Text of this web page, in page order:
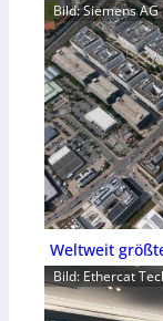
Bild: Siemens AG
Weltweit
Bild: Ethercat